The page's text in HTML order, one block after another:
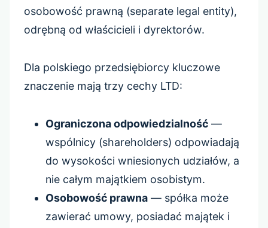
osobowość prawną (separate legal entity),
odrębną od właścicieli i dyrektorów.
Dla polskiego przedsiębiorcy kluczowe
znaczenie mają trzy cechy LTD:
Ograniczona odpowiedzialność—
wspólnicy (shareholders) odpowiadają
do wysokości wniesionych udziałów, a
nie całym majątkiem osobistym.
Osobowość prawna— spółka może
zawierać umowy, posiadać majątek i